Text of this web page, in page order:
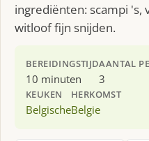
ingrediënten: scampi 's,
witloof fijn snijden.
BEREIDINGSTIJD
10 minuten
AANTAL
3
KEUKEN
Belgische
HERKOMST
Belgie